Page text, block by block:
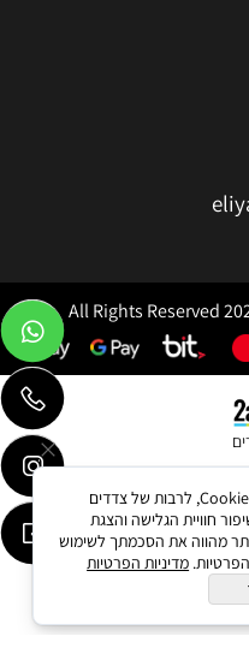
לידיעתך, באתרנו נעשה שימוש בקבצי Cookies, לרבות של צדדים
חוויית הגלישה והצגת
מהווה את הסכמתך לשימוש
מדיניות הפרטיות